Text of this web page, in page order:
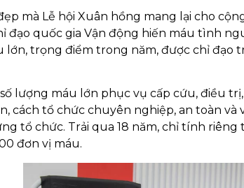
mà Lễ hội Xuân hồng mang lại cho
đạo quốc gia Vận động hiến máu tình
lớn, trọng điểm trong năm, được chỉ đạo
lượng máu lớn phục vụ cấp cứu, điều
cách tổ chức chuyên nghiệp, an toàn
tổ chức. Trải qua 18 năm, chỉ tính riêng
đơn vị máu.